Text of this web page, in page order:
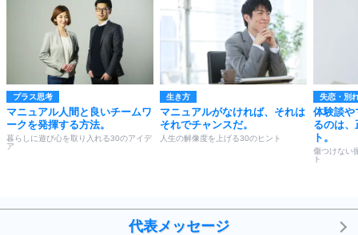
プラス思考
マニュアル人間と良いチームワ
ークを発揮する方法。
暮らしに遊び心を取り入れる30のアイデ
ア
生き方
マニュアルがなければ、それは
それでチャンスだ。
人生の解像度を上げる30のヒント
失恋・別
体験談や
るのは、
ト。
傷つけない
ト
代表メッセージ